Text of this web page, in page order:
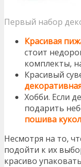
Первый набор
Красивая
стоит
комплекты,
Красивый
Хобби. Если
подарить
пошива кукол
Несмотря на то,
подойти к их
красиво